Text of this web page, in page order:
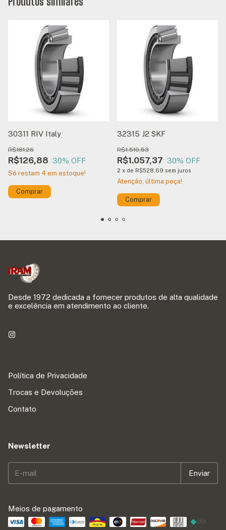
30311 RIV Italy
R$126,88
R$181,26
30% OFF
Só restam 4 em estoque!
32315 J2 SKF
R$1.057,37
R$1.510,53
30% OFF
2 x de R$528,69 sem juros
Atenção, última peça!
Desde 1972 dedicada a fornecer produtos de alta qualidade
e excelência em atendimento ao cliente.
Política de Privacidade
Trocas e Devoluções
Contato
Newsletter
Meios de pagamento